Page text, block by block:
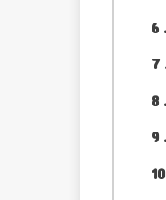
6
7
8
9
10